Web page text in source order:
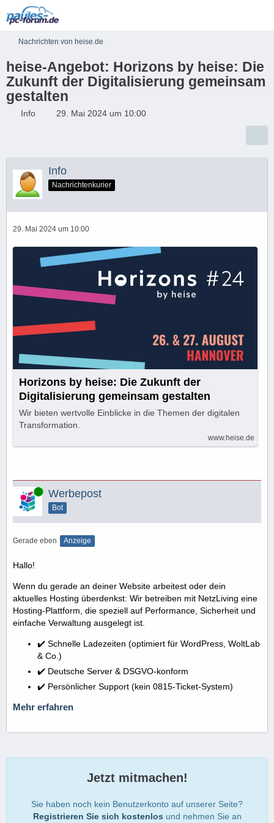
Nachrichten von heise.de
heise-Angebot: Horizons by heise: Die
Zukunft der Digitalisierung gemeinsam
gestalten
Info 29. Mai 2024 um 10:00
Info
Nachrichtenkurier
29. Mai 2024 um 10:00
Horizons by heise: Die Zukunft der
Digitalisierung gemeinsam gestalten
Wir bieten wertvolle Einblicke in die Themen der digitalen
Transformation.
www.heise.de
Online Werbepost
Bot
Gerade eben Anzeige
Hallo!
Wenn du gerade an deiner Website arbeitest oder dein
aktuelles Hosting überdenkst: Wir betreiben mit NetzLiving eine
Hosting-Plattform, die speziell auf Performance, Sicherheit und
einfache Verwaltung ausgelegt ist.
✔️ Schnelle Ladezeiten (optimiert für WordPress, WoltLab
& Co.)
✔️ Deutsche Server & DSGVO-konform
✔️ Persönlicher Support (kein 0815-Ticket-System)
Mehr erfahren
Jetzt mitmachen!
Sie haben noch kein Benutzerkonto auf unserer Seite?
Registrieren Sie sich kostenlos und nehmen Sie an